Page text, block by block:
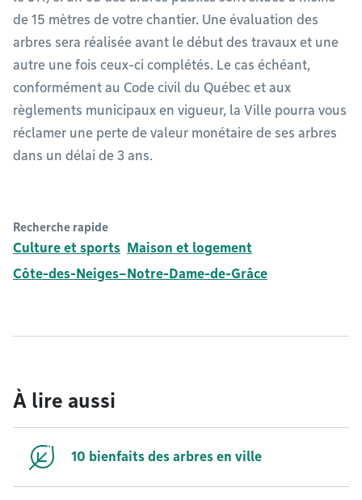
de 15 mètres de votre chantier. Une évaluation des
arbres sera réalisée avant le début des travaux et une
autre une fois ceux-ci complétés. Le cas échéant,
conformément au Code civil du Québec et aux
règlements municipaux en vigueur, la Ville pourra vous
réclamer une perte de valeur monétaire de ses arbres
dans un délai de 3 ans.
Recherche rapide
Culture et sports Maison et logement
Côte-des-Neiges–Notre-Dame-de-Grâce
À lire aussi
10 bienfaits des arbres en ville